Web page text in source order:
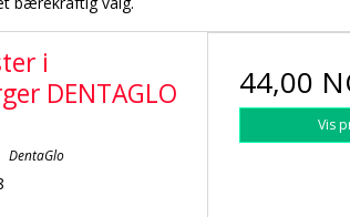
i
DENTAGLO
DentaGlo
44,00
Vis